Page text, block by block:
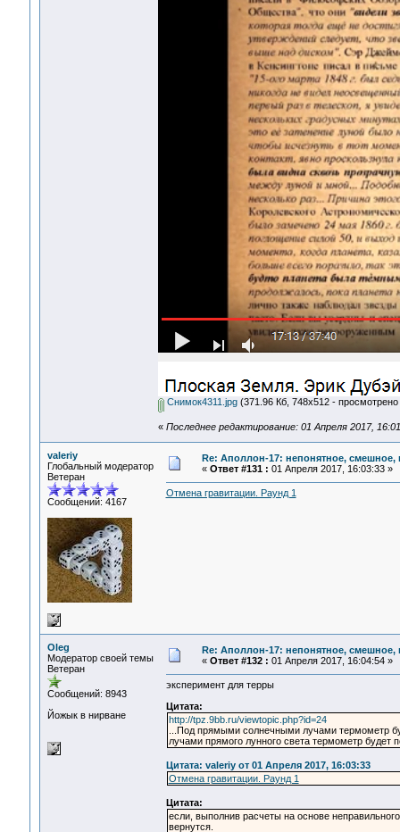
Снимок4311.jpg(371.96 Кб, 748x512 - просмотрено
« Последнее редактирование: 01 Апреля 2017,
valeriy
Глобальный модератор
Ветеран
Сообщений: 4167
Re: Аполлон-17: непонятное, смешное,
« Ответ #131 : 01 Апреля 2017, 16:03:33 »
Отмена гравитации. Раунд 1
Oleg
Модератор своей темы
Ветеран
Сообщений: 8943
Йожык в нирване
Re: Аполлон-17: непонятное, смешное,
« Ответ #132 : 01 Апреля 2017, 16:04:54 »
эксперимент для терры
Цитата:
http://tpz.9bb.ru/viewtopic.php?id=24
...Под прямыми солнечными лучами термометр
лучами прямого лунного света термометр
Цитата: valeriy от 01 Апреля 2017, 16:03:33
Отмена гравитации. Раунд 1
Цитата:
если, выполнив расчеты на основе
вернутся.